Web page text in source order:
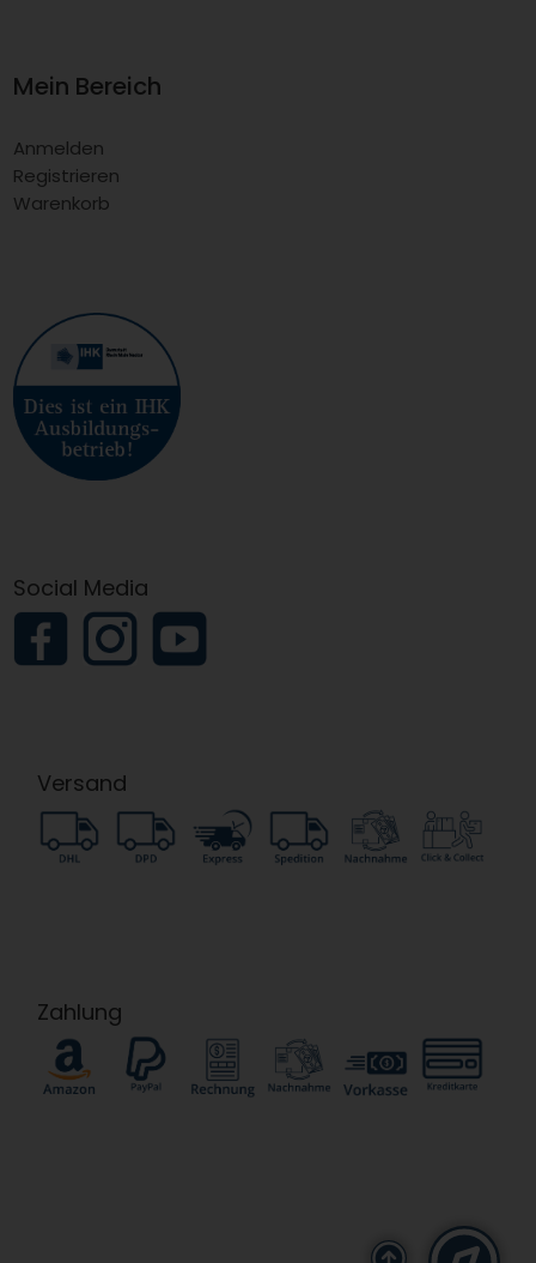
Mein Bereich
Anmelden
Registrieren
Warenkorb
Social Media
Versand
Zahlung